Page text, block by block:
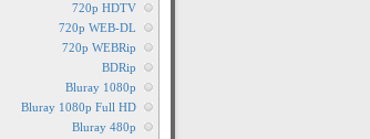
720p HDTV
720p WEB-DL
720p WEBRip
BDRip
Bluray 1080p
Bluray 1080p Full HD
Bluray 480p